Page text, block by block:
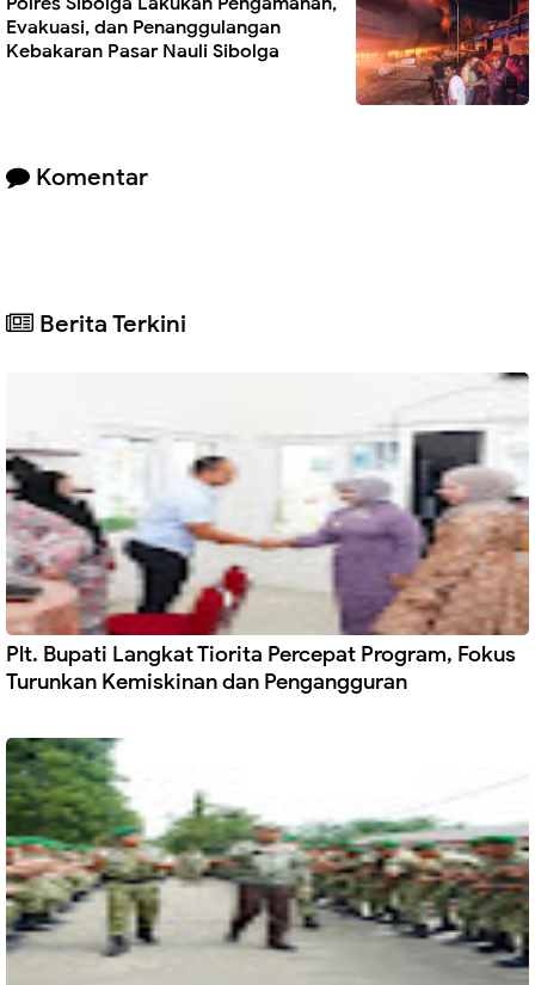
Evakuasi, dan Penanggulangan
Kebakaran Pasar Nauli Sibolga
Komentar
Berita Terkini
Plt. Bupati Langkat Tiorita Percepat Program, Fokus
Turunkan Kemiskinan dan Pengangguran